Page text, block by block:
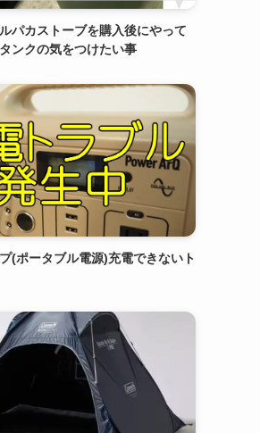
ルパカストーブを購入後にやって
ンクの気をつけたい事
(ポータブル電源)充電できないト